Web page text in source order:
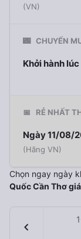
(VN)
🌃 CHUYẾN
Khởi hành
📅 RẺ NHẤT
Ngày 11/08/
(Hãng VN)
Chọn ngay ngày
Quốc Cần Thơ
chevron_left